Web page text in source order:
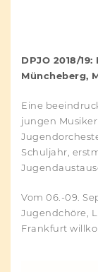
DPJO 2018/
Müncheberg,
Eine
jungen
Schuljahr,
Vom 06.-09.
Jugendchöre,
Frankfurt